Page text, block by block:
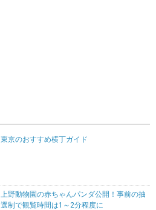
東京のおすすめ横丁ガイド
上野動物園の赤ちゃんパンダ公開！事前の抽
選制で観覧時間は1～2分程度に